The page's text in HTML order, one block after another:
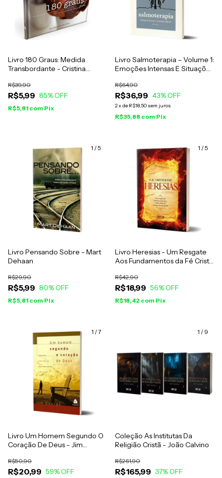
Livro 180 Graus: Medida
Transbordante - Cristina
R$5,99
R$39,90
85% OFF
R$5,81 com Pix
Livro Salmoterapia – Volume 1:
Emoções Intensas E Situações
Jonatas Leonio
R$36,99
R$64,90
43% OFF
2x de R$18,50 sem juros
R$35,88 com Pix
1 /5
Livro Pensando Sobre - Mart
Dehaan
R$5,99
R$29,90
80% OFF
R$5,81 com Pix
1 /5
Livro Heresias - Um Resgate
Aos Fundamentos da Fé Cristã
R$18,99
R$42,90
56% OFF
R$18,42 com Pix
1 /7
Livro Um Homem Segundo O
Coração De Deus - Jim
R$20,99
R$50,90
59% OFF
1 / 9
Coleção As Institutas Da
Religião Cristã - João Calvino
R$165,99
R$261,90
37% OFF